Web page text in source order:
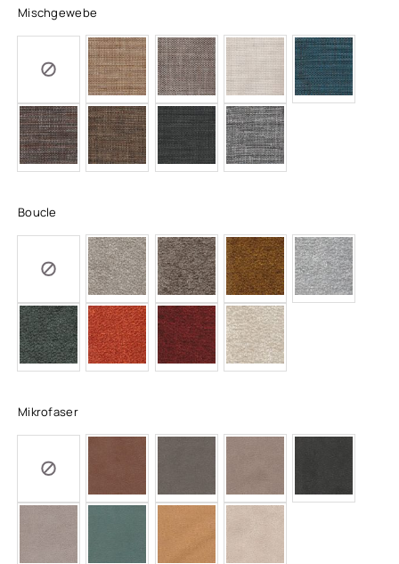
Mischgewebe
Boucle
Mikrofaser